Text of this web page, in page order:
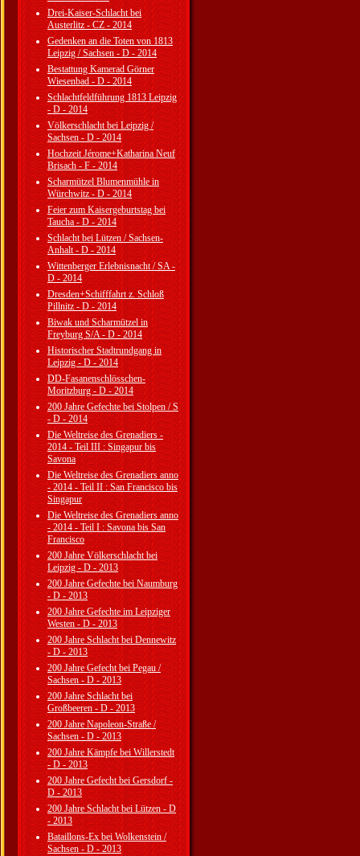
Drei-Kaiser-Schlacht bei
Austerlitz - CZ - 2014
Gedenken an die Toten von 1813
Leipzig / Sachsen - D - 2014
Bestattung Kamerad Görner
Wiesenbad - D - 2014
Schlachtfeldführung 1813 Leipzig
- D - 2014
Völkerschlacht bei Leipzig /
Sachsen - D - 2014
Hochzeit Jérome+Katharina Neuf
Brisach - F - 2014
Scharmützel Blumenmühle in
Würchwitz - D - 2014
Feier zum Kaisergeburtstag bei
Taucha - D - 2014
Schlacht bei Lützen / Sachsen-
Anhalt - D - 2014
Wittenberger Erlebnisnacht / SA -
D - 2014
Dresden+Schifffahrt z. Schloß
Pillnitz - D - 2014
Biwak und Scharmützel in
Freyburg S/A - D - 2014
Historischer Stadtrundgang in
Leipzig - D - 2014
DD-Fasanenschlösschen-
Moritzburg - D - 2014
200 Jahre Gefechte bei Stolpen / S
- D - 2014
Die Weltreise des Grenadiers -
2014 - Teil III : Singapur bis
Savona
Die Weltreise des Grenadiers anno
- 2014 - Teil II : San Francisco bis
Singapur
Die Weltreise des Grenadiers anno
- 2014 - Teil I : Savona bis San
Francisco
200 Jahre Völkerschlacht bei
Leipzig - D - 2013
200 Jahre Gefechte bei Naumburg
- D - 2013
200 Jahre Gefechte im Leipziger
Westen - D - 2013
200 Jahre Schlacht bei Dennewitz
- D - 2013
200 Jahre Gefecht bei Pegau /
Sachsen - D - 2013
200 Jahre Schlacht bei
Großbeeren - D - 2013
200 Jahre Napoleon-Straße /
Sachsen - D - 2013
200 Jahre Kämpfe bei Willerstedt
- D - 2013
200 Jahre Gefecht bei Gersdorf -
D - 2013
200 Jahre Schlacht bei Lützen - D
- 2013
Bataillons-Ex bei Wolkenstein /
Sachsen - D - 2013